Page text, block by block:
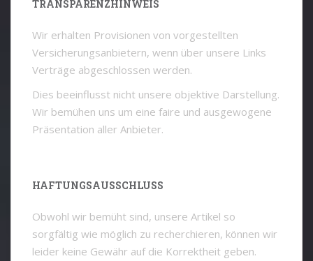
TRANSPARENZHINWEIS
Wir erhalten Provisionen von vorgestellten
Versicherungsanbietern, wenn über unsere Links
Verträge abgeschlossen werden.
Dies beeinflusst nicht unsere objektive Darstellung.
Wir bemühen uns um eine faire und ausgewogene
Präsentation aller Anbieter.
HAFTUNGSAUSSCHLUSS
Obwohl wir bemüht sind, unsere Artikel so
sorgfältig wie möglich zu recherchieren, können wir
leider keine Gewähr auf die Korrektheit geben.